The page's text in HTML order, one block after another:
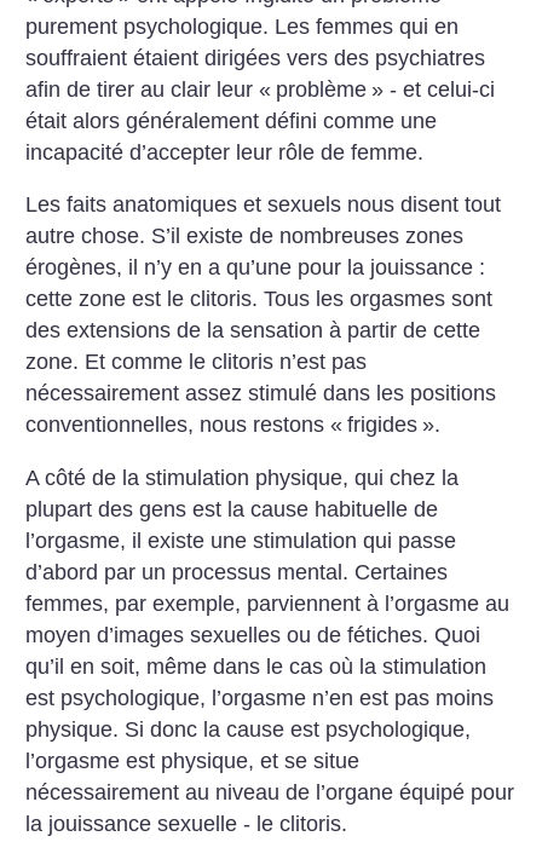
purement psychologique. Les femmes qui en
souffraient étaient dirigées vers des psychiatres
afin de tirer au clair leur « problème » - et celui-ci
était alors généralement défini comme une
incapacité d’accepter leur rôle de femme.
Les faits anatomiques et sexuels nous disent tout
autre chose. S’il existe de nombreuses zones
érogènes, il n’y en a qu’une pour la jouissance :
cette zone est le clitoris. Tous les orgasmes sont
des extensions de la sensation à partir de cette
zone. Et comme le clitoris n’est pas
nécessairement assez stimulé dans les positions
conventionnelles, nous restons « frigides ».
A côté de la stimulation physique, qui chez la
plupart des gens est la cause habituelle de
l’orgasme, il existe une stimulation qui passe
d’abord par un processus mental. Certaines
femmes, par exemple, parviennent à l’orgasme au
moyen d’images sexuelles ou de fétiches. Quoi
qu’il en soit, même dans le cas où la stimulation
est psychologique, l’orgasme n’en est pas moins
physique. Si donc la cause est psychologique,
l’orgasme est physique, et se situe
nécessairement au niveau de l’organe équipé pour
la jouissance sexuelle - le clitoris.